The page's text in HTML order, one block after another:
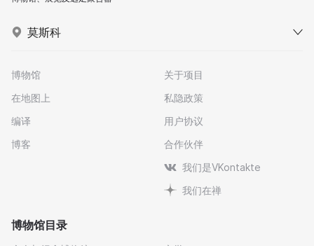
莫斯科
博物馆
在地图上
编译
博客
关于项目
私隐政策
用户协议
合作伙伴
我们是VKontakte
我们在禅
博物馆目录